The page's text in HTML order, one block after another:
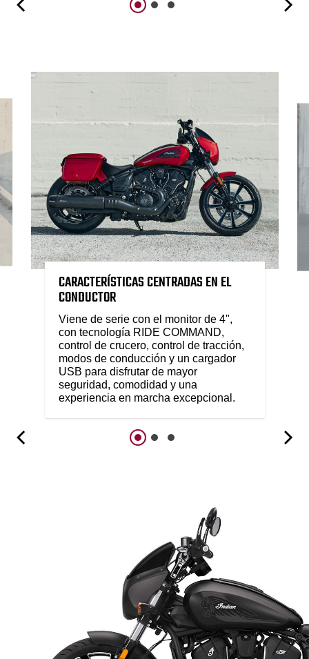
CARACTERÍSTICAS CENTRADAS EN EL
CONDUCTOR
Viene de serie con el monitor de 4",
con tecnología RIDE COMMAND,
control de crucero, control de tracción,
modos de conducción y un cargador
USB para disfrutar de mayor
seguridad, comodidad y una
experiencia en marcha excepcional.